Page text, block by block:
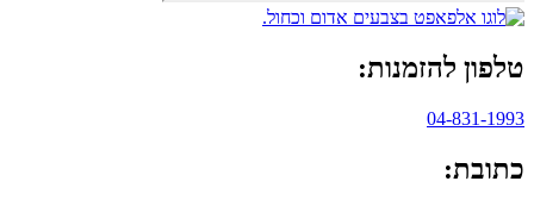
טלפון להזמנות:
04-831-1993
כתובת: